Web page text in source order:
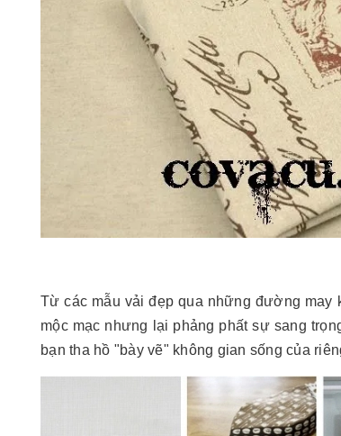
Từ các mẫu vải đẹp qua những đường may
mộc mạc nhưng lại phảng phất sự sang
bạn tha hồ "bày vẽ" không gian sống của